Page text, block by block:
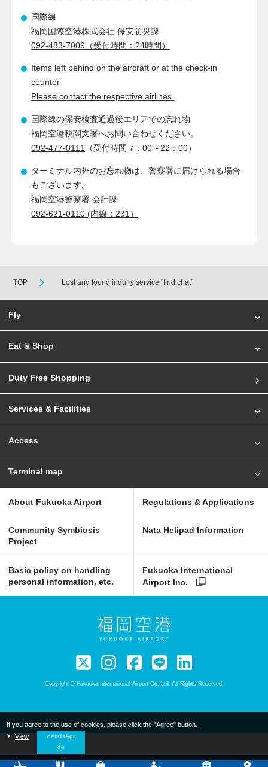
国際線
福岡国際空港株式会社 保安防災課
092-483-7009（受付時間：24時間）
Items left behind on the aircraft or at the check-in
counter
Please contact the respective airlines.
国際線の保安検査通過後エリアでの忘れ物
福岡空港税関支署へお問い合わせください。
092-477-0111 （受付時間 7：00～22：00）
ターミナル内外のお忘れ物は、警察署に届けられる場合
もございます。
福岡空港警察署 会計課
092-621-0110 (内線：231）
TOP Lost and found inquiry service "find chat"
If you agree to the use of cookies, please click the "Agree" button.
View
detailsAgr
ee
Fly
Eat & Shop
Duty Free Shopping
Services & Facilities
Access
Terminal map
About Fukuoka Airport Regulations & Applications
Community Symbiosis
Project
Nata Helipad Information
Basic policy on handling
personal information, etc.
Fukuoka International
Airport Inc.
Copyright © Fukuoka International Airport Co.,Ltd. All Rights Reserved.